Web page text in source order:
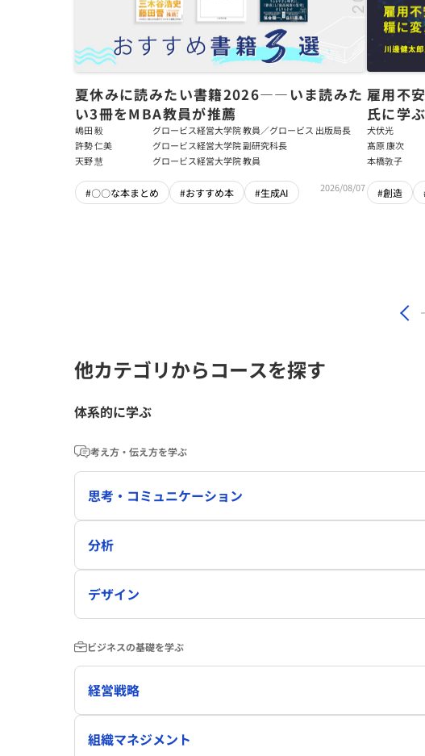
夏休みに読みたい書籍2026――いま読みた
い3冊をMBA教員が推薦
嶋田 毅
グロービス経営大学院 教員／グロービス 出版局長
許勢 仁美
グロービス経営大学院 副研究科長
天野 慧
グロービス経営大学院 教員
#〇〇な本まとめ #おすすめ本 #生成AI 2026/08/07
雇用不
氏に学
ン
犬伏光
髙原 康次
本橋敦子
#創造
他カテゴリからコースを探す
体系的に学ぶ
考え方・伝え方を学ぶ
思考・コミュニケーション
分析
デザイン
ビジネスの基礎を学ぶ
経営戦略
組織マネジメント